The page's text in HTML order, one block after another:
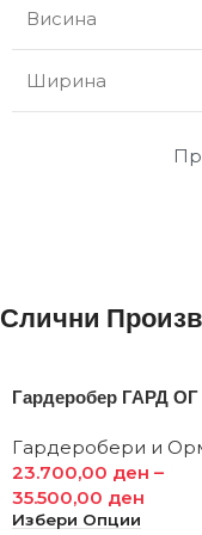
Висина
Ширина
Слични
Гардеробер ГАРД ОГ
Гардеробери и
23.700,00 ден –
35.500,00 ден
Избери Опции